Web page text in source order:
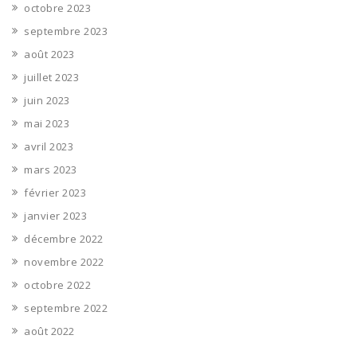
octobre 2023
septembre 2023
août 2023
juillet 2023
juin 2023
mai 2023
avril 2023
mars 2023
février 2023
janvier 2023
décembre 2022
novembre 2022
octobre 2022
septembre 2022
août 2022